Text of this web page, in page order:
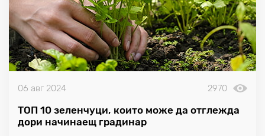
06 авг 2024 2970
ТОП 10 зеленчуци, които може да отглежда
дори начинаещ градинар